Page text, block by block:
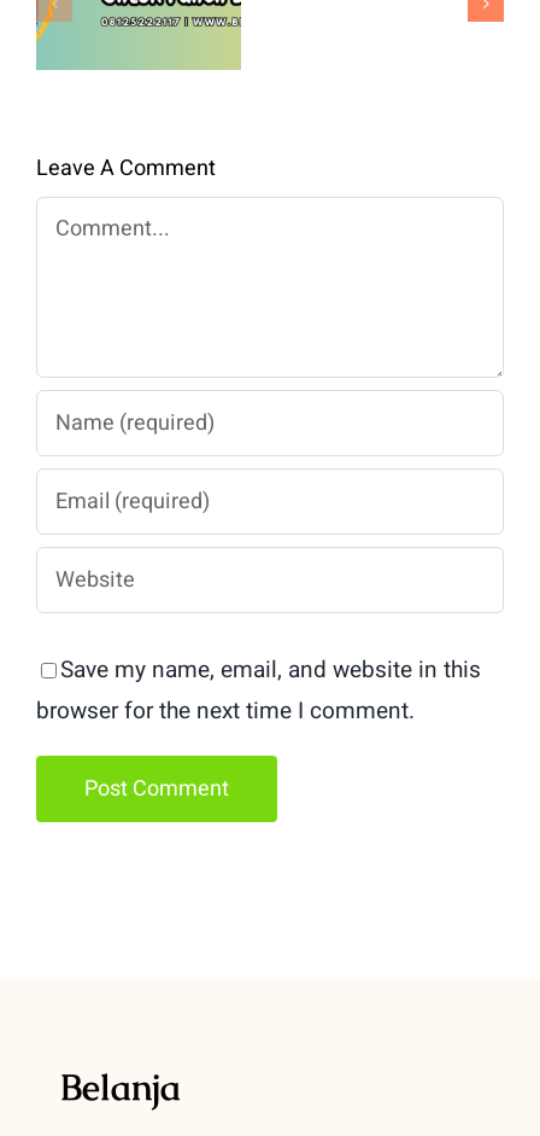
Panen
Berkualitas
Leave A Comment
Comment
Save my name, email, and website in this
browser for the next time I comment.
Belanja